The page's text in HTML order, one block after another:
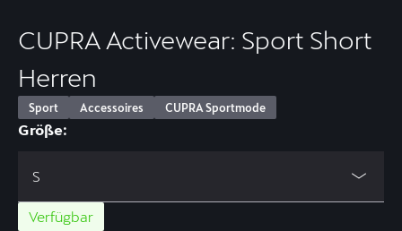
CUPRA Activewear: Sport Short
Herren
Sport Accessoires CUPRA Sportmode
Größe:
S
Verfügbar